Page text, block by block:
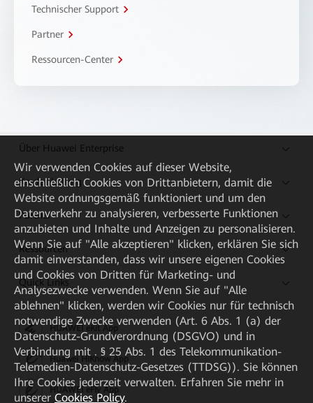
Technischer Support
Partner
Ressourcen-Center
Über Huawei Enterprise
Kaufanleitung
Partner
Ressourcen
Quick Links
HUAWEI eKit App
Huawei HiKnow App
HUAWEI eFly App
Wir verwenden Cookies auf dieser Website,
einschließlich Cookies von Drittanbietern, damit die
Website ordnungsgemäß funktioniert und um den
Datenverkehr zu analysieren, verbesserte Funktionen
anzubieten und Inhalte und Anzeigen zu personalisieren.
Wenn Sie auf "Alle akzeptieren" klicken, erklären Sie sich
damit einverstanden, dass wir unsere eigenen Cookies
und Cookies von Dritten für Marketing- und
Analysezwecke verwenden. Wenn Sie auf "Alle
ablehnen" klicken, werden wir Cookies nur für technisch
notwendige Zwecke verwenden (Art. 6 Abs. 1 (a) der
Datenschutz-Grundverordnung (DSGVO) und in
Verbindung mit . § 25 Abs. 1 des Telekommunikation-
Telemedien-Datenschutz-Gesetzes (TTDSG)). Sie können
Ihre Cookies jederzeit verwalten. Erfahren Sie mehr in
unserer Cookies Policy.